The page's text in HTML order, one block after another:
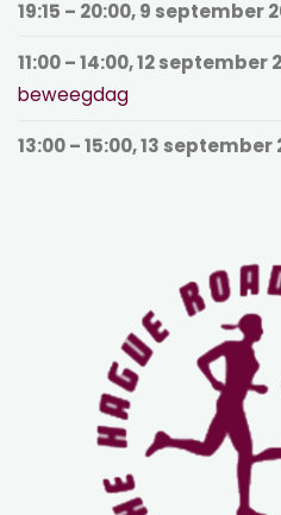
19:15 – 20:00,9 september
11:00– 14:00,12 september
beweegdag
13:00– 15:00,13 september